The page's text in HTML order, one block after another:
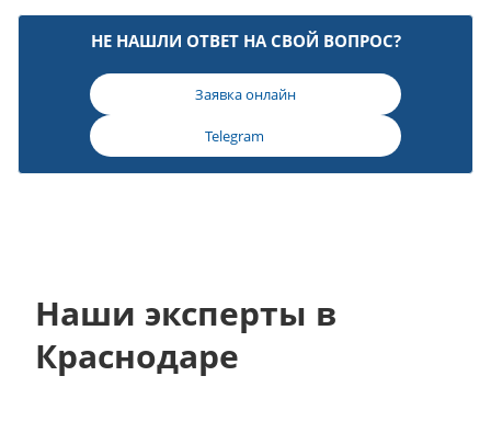
НЕ НАШЛИ ОТВЕТ НА СВОЙ ВОПРОС?
Заявка онлайн
Telegram
Наши эксперты в
Краснодаре